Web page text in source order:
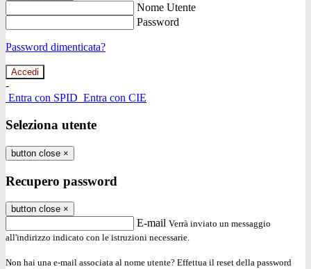
Nome Utente
Password
Password dimenticata?
-
Entra con SPID Entra con CIE
Seleziona utente
button close ×
Recupero password
button close ×
E-mail Verrà inviato un messaggio
all'indirizzo indicato con le istruzioni necessarie.
Non hai una e-mail associata al nome utente? Effettua il reset della password